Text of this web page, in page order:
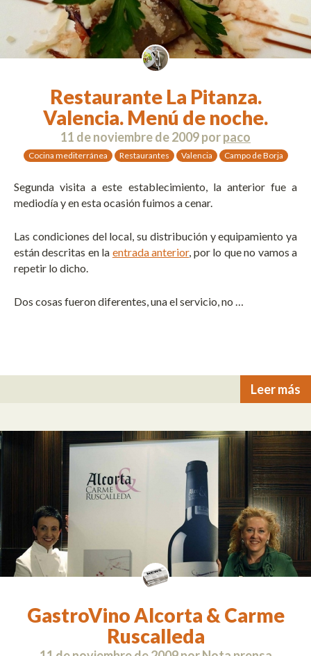
Restaurante La Pitanza.
Valencia. Menú de noche.
11 de noviembre de 2009porpaco
Cocina mediterránea Restaurantes Valencia Campo de Borja
Segunda visita a este establecimiento, la anterior fue a
mediodía y en esta ocasión fuimos a cenar.
Las condiciones del local, su distribución y equipamiento ya
están descritas en la entrada anterior, por lo que no vamos a
repetir lo dicho.
Dos cosas fueron diferentes, una el servicio, no …
Leer más
GastroVino Alcorta & Carme
Ruscalleda